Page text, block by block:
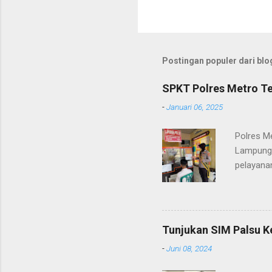
Postingan populer dari
SPKT Polres Metro
-Januari 06, 2025
Polres
Heri
Tunjukan SIM Palsu
-Juni 08, 2024